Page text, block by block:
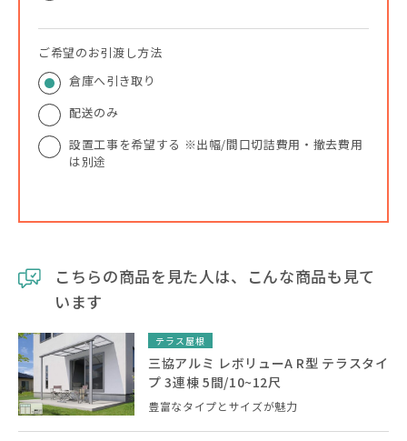
ご希望のお引渡し方法
倉庫へ引き取り
配送のみ
設置工事を希望する ※出幅/間口切詰費用・撤去費用
は別途
こちらの商品を見た人は、こんな商品も見て
います
テラス屋根
三協アルミ レボリューA R型 テラスタイ
プ 3連棟 5間/10~12尺
豊富なタイプとサイズが魅力